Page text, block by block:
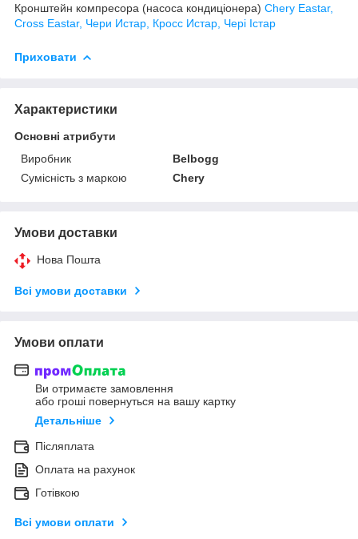
Кронштейн компресора (насоса кондиціонера) Chery Eastar,
Cross Eastar, Чери Истар, Кросс Истар, Чері Істар
Приховати
Характеристики
Основні атрибути
Виробник
Belbogg
Сумісність з маркою
Chery
Умови доставки
Нова Пошта
Всі умови доставки
Умови оплати
Ви отримаєте замовлення
або гроші повернуться на вашу картку
Детальніше
Післяплата
Оплата на рахунок
Готівкою
Всі умови оплати